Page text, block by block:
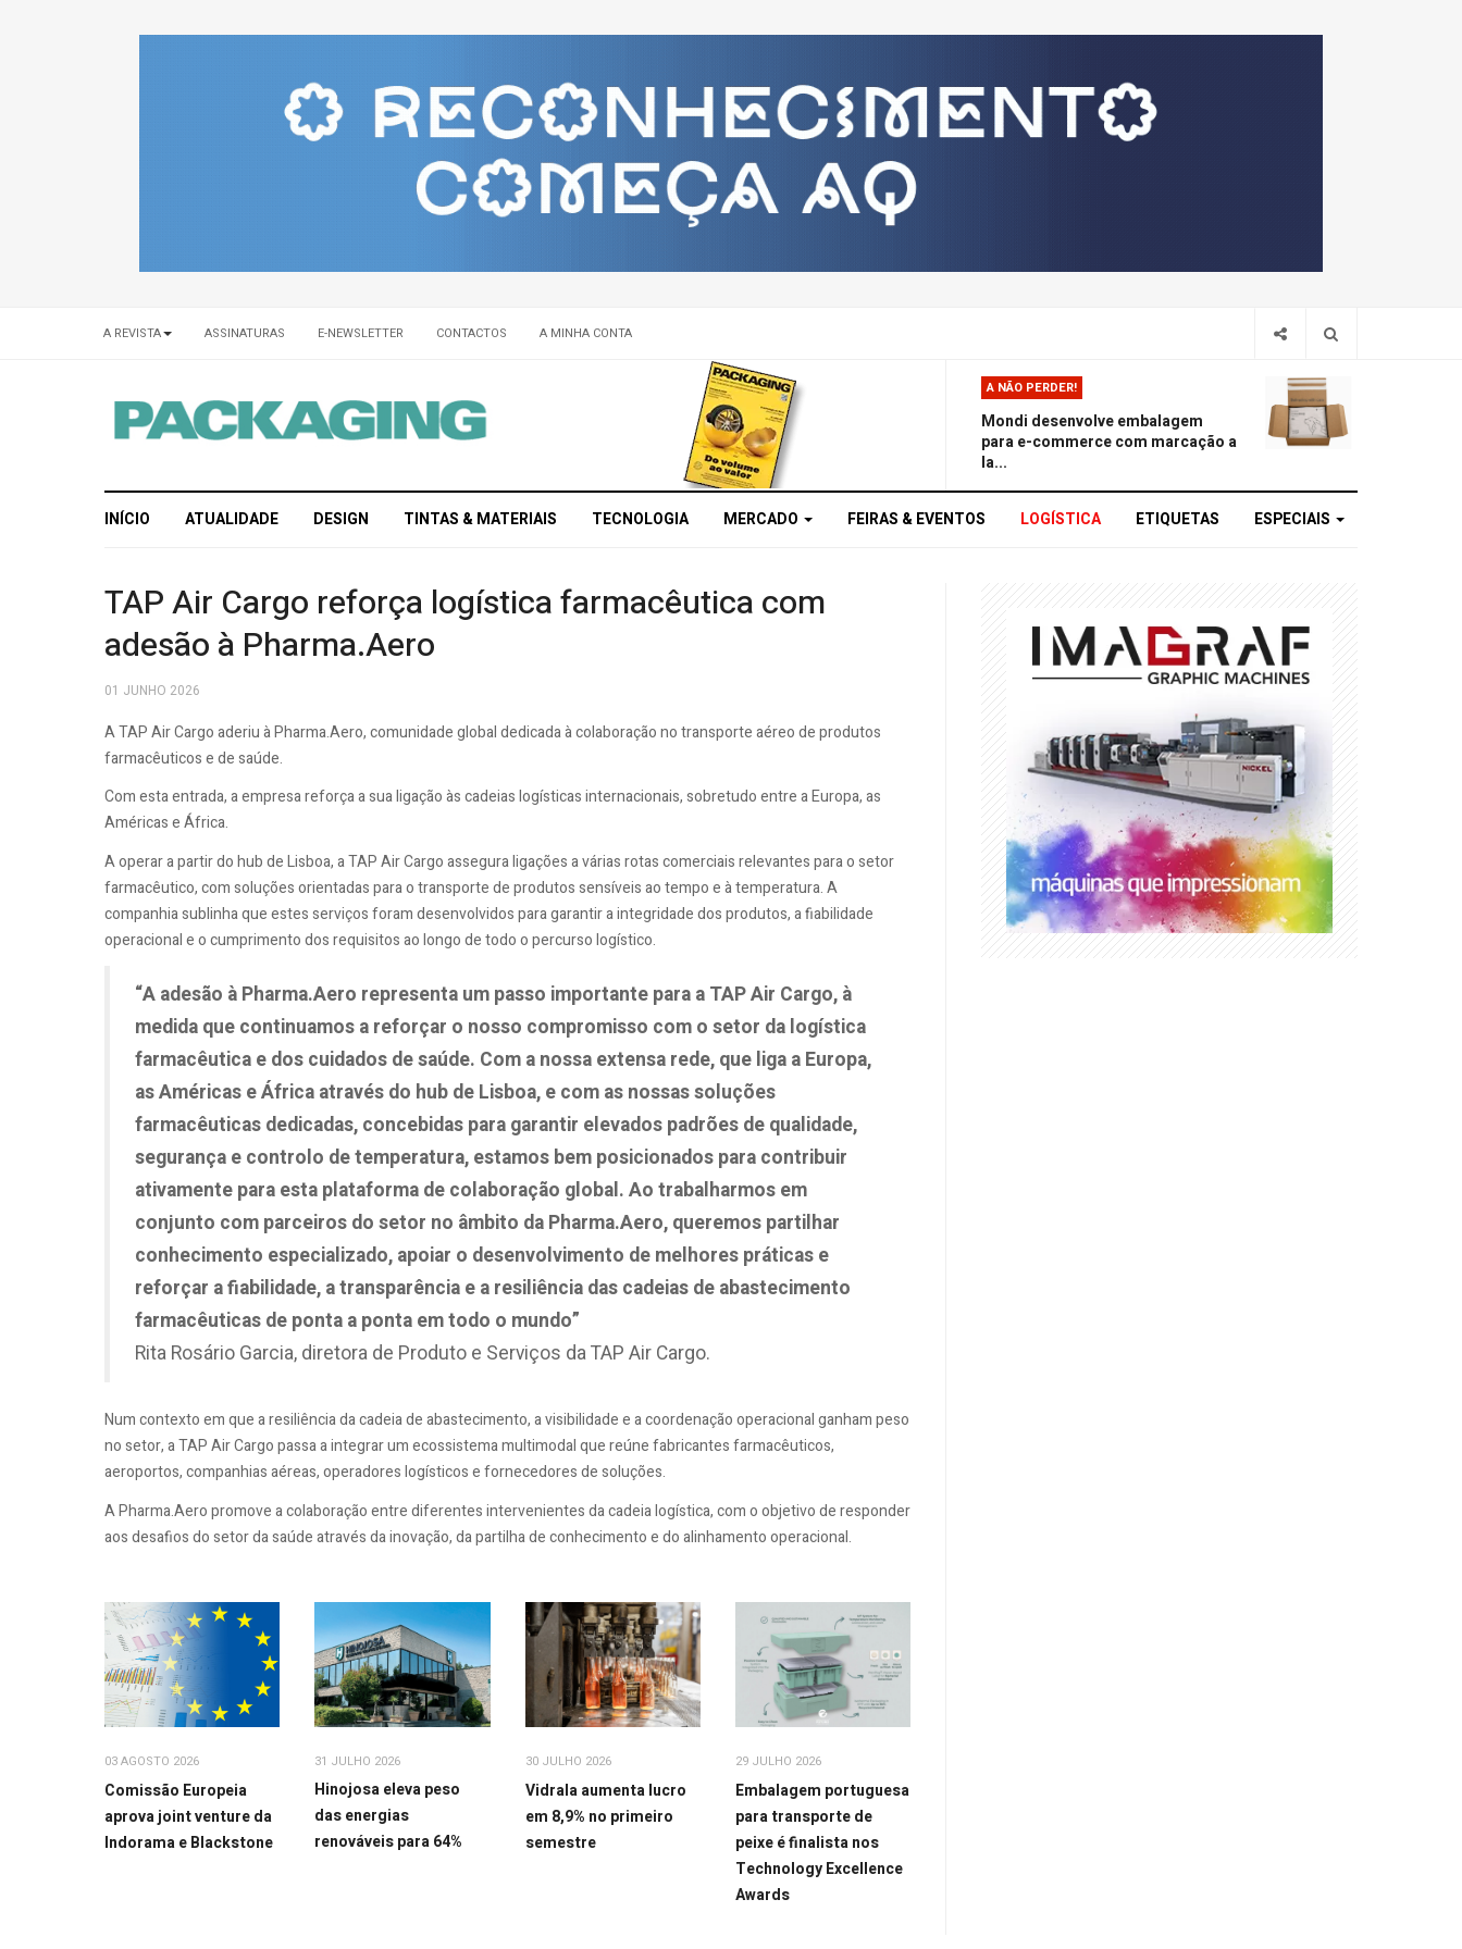
A REVISTA ASSINATURAS E-NEWSLETTER CONTACTOS A MINHA CONTA
A NÃO PERDER!
Mondi desenvolve embalagem
para e-commerce com marcação a
la...
INÍCIO ATUALIDADE DESIGN TINTAS & MATERIAIS TECNOLOGIA MERCADO FEIRAS & EVENTOS LOGÍSTICA ETIQUETAS ESPECIAIS
TAP Air Cargo reforça logística farmacêutica com
adesão à Pharma.Aero
01 JUNHO 2026
A TAP Air Cargo aderiu à Pharma.Aero, comunidade global dedicada à colaboração no transporte aéreo de produtos
farmacêuticos e de saúde.
Com esta entrada, a empresa reforça a sua ligação às cadeias logísticas internacionais, sobretudo entre a Europa, as
Américas e África.
A operar a partir do hub de Lisboa, a TAP Air Cargo assegura ligações a várias rotas comerciais relevantes para o setor
farmacêutico, com soluções orientadas para o transporte de produtos sensíveis ao tempo e à temperatura. A
companhia sublinha que estes serviços foram desenvolvidos para garantir a integridade dos produtos, a fiabilidade
operacional e o cumprimento dos requisitos ao longo de todo o percurso logístico.
“A adesão à Pharma.Aero representa um passo importante para a TAP Air Cargo, à
medida que continuamos a reforçar o nosso compromisso com o setor da logística
farmacêutica e dos cuidados de saúde. Com a nossa extensa rede, que liga a Europa,
as Américas e África através do hub de Lisboa, e com as nossas soluções
farmacêuticas dedicadas, concebidas para garantir elevados padrões de qualidade,
segurança e controlo de temperatura, estamos bem posicionados para contribuir
ativamente para esta plataforma de colaboração global. Ao trabalharmos em
conjunto com parceiros do setor no âmbito da Pharma.Aero, queremos partilhar
conhecimento especializado, apoiar o desenvolvimento de melhores práticas e
reforçar a fiabilidade, a transparência e a resiliência das cadeias de abastecimento
farmacêuticas de ponta a ponta em todo o mundo”
Rita Rosário Garcia, diretora de Produto e Serviços da TAP Air Cargo.
Num contexto em que a resiliência da cadeia de abastecimento, a visibilidade e a coordenação operacional ganham peso
no setor, a TAP Air Cargo passa a integrar um ecossistema multimodal que reúne fabricantes farmacêuticos,
aeroportos, companhias aéreas, operadores logísticos e fornecedores de soluções.
A Pharma.Aero promove a colaboração entre diferentes intervenientes da cadeia logística, com o objetivo de responder
aos desafios do setor da saúde através da inovação, da partilha de conhecimento e do alinhamento operacional.
03 AGOSTO 2026
Comissão Europeia
aprova joint venture da
Indorama e Blackstone
31 JULHO 2026
Hinojosa eleva peso
das energias
renováveis para 64%
30 JULHO 2026
Vidrala aumenta lucro
em 8,9% no primeiro
semestre
29 JULHO 2026
Embalagem portuguesa
para transporte de
peixe é finalista nos
Technology Excellence
Awards